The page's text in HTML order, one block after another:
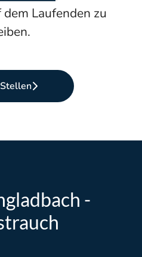
Laufenden zu
-